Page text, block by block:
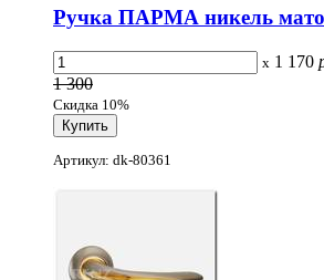
Ручка ПАРМА никель
x 1 170
1 300
Скидка 10%
Артикул: dk-80361